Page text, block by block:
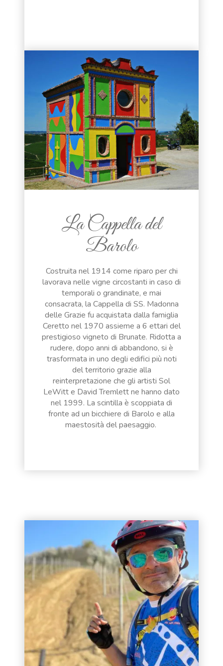
La Cappella del
Barolo
Costruita nel 1914 come riparo per chi
lavorava nelle vigne circostanti in caso di
temporali o grandinate, e mai
consacrata, la Cappella di SS. Madonna
delle Grazie fu acquistata dalla famiglia
Ceretto nel 1970 assieme a 6 ettari del
prestigioso vigneto di Brunate. Ridotta a
rudere, dopo anni di abbandono, si è
trasformata in uno degli edifici più noti
del territorio grazie alla
reinterpretazione che gli artisti Sol
LeWitt e David Tremlett ne hanno dato
nel 1999. La scintilla è scoppiata di
fronte ad un bicchiere di Barolo e alla
maestosità del paesaggio.